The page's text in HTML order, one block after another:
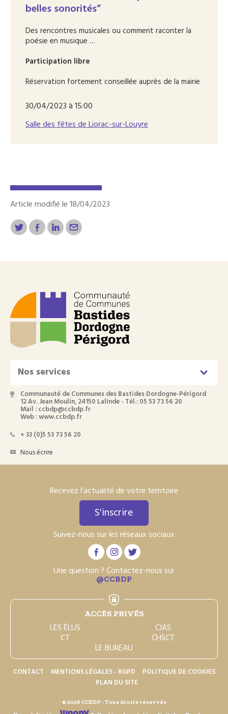
belles sonorités”
Des rencontres musicales ou comment raconter la
poésie en musique …
Participation libre
Réservation fortement conseillée auprès de la mairie
30/04/2023 à 15:00
Salle des fêtes de Liorac-sur-Louyre
Article modifié le 18/04/2023
Nos services
Communauté de Communes des Bastides Dordogne-Périgord
12 Av. Jean Moulin, 24150 Lalinde - Tél.: 05 53 73 56 20
Mail : ccbdp@ccbdp.fr
Web : www.ccbdp.fr
+ 33 (0)5 53 73 56 20
Nous écrire
Recevez l’actualité de votre territoire
S'inscrire
Suivez-nous sur les réseaux sociaux
Une question ? Contactez-nous sur
@CCBDP
ACCÈS PRIVÉS
LES ÉLUS CIAS
CT CHSCT
LE BUREAU
CONTACT MENTIONS LÉGALES - RGPD
POLITIQUE DE COOKIES
PLAN DU SITE
© 2026 CCBDP - Tous droits réservés